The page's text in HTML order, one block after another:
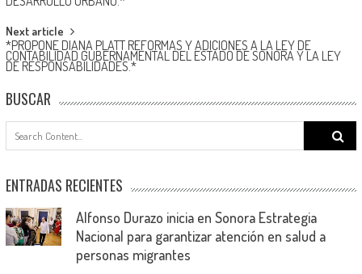
Next article
*PROPONE DIANA PLATT REFORMAS Y ADICIONES A LA LEY DE
CONTABILIDAD GUBERNAMENTAL DEL ESTADO DE SONORA Y LA LEY
DE RESPONSABILIDADES.*
BUSCAR
Search
for:
ENTRADAS RECIENTES
Alfonso Durazo inicia en Sonora Estrategia
Nacional para garantizar atención en salud a
personas migrantes